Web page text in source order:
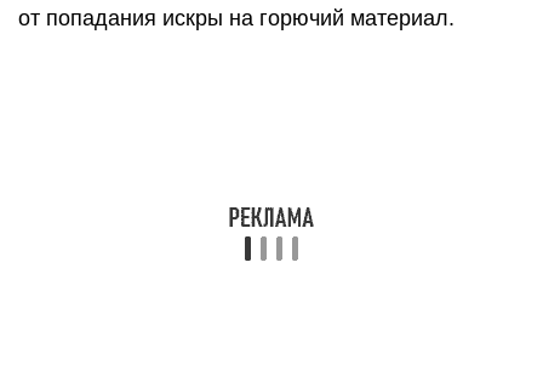
полой трубки, имеющей складки и рёбра
жёсткости, параллельные её сечению. Эта